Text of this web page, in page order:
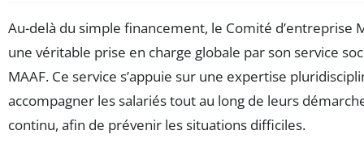
Au-delà du simple financement, le Comité d’entreprise
une véritable prise en charge globale par son service
MAAF. Ce service s’appuie sur une expertise
accompagner les salariés tout au long de leurs
continu, afin de prévenir les situations difficiles.